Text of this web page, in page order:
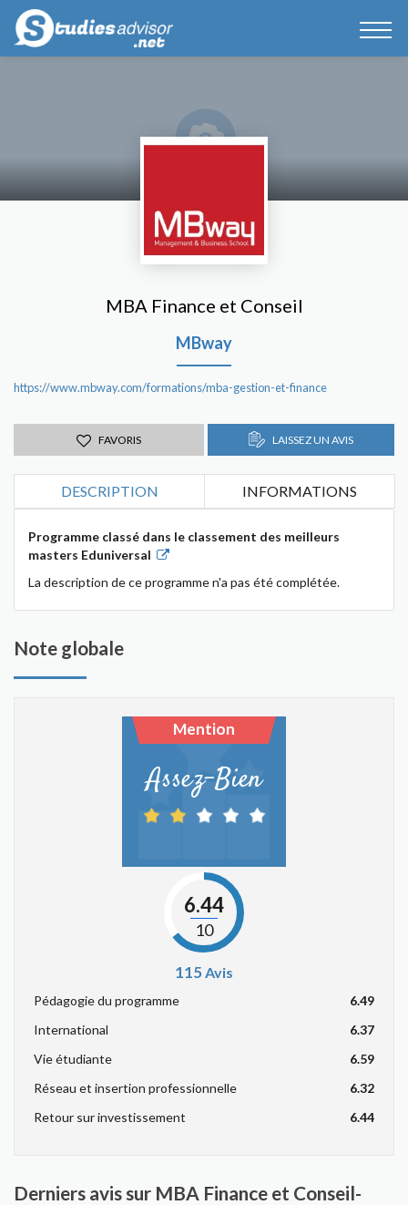
MBA Finance et Conseil
MBway
https://www.mbway.com/formations/mba-gestion-et-finance
FAVORIS LAISSEZ UN AVIS
DESCRIPTION INFORMATIONS
Programme classé dans le classement des meilleurs
masters Eduniversal
La description de ce programme n'a pas été complétée.
Note globale
Mention
Assez-Bien
6.44
10
115Avis
Pédagogie du programme
6.49
International
6.37
Vie étudiante
6.59
Réseau et insertion professionnelle
6.32
Retour sur investissement
6.44
Derniers avis sur MBA Finance et Conseil-